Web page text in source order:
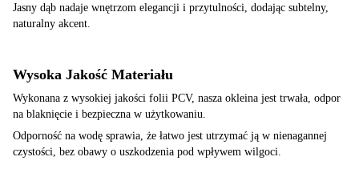
Jasny dąb nadaje wnętrzom elegancji i przytulności, dodając subtelny,
naturalny akcent.
Wysoka Jakość Materiału
Wykonana z wysokiej jakości folii PCV, nasza okleina jest trwała, odpor
na blaknięcie i bezpieczna w użytkowaniu.
Odporność na wodę sprawia, że łatwo jest utrzymać ją w nienagannej
czystości, bez obawy o uszkodzenia pod wpływem wilgoci.